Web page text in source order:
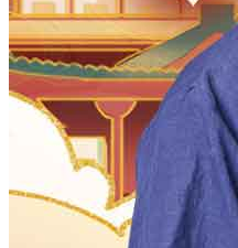
1963
1962 1961
1957
1956 1955
1950
1949 1948
1944
1943 1942
1937
1936 1935
1931
1930
1924
1923 1922
1918
1916
1911
1909
1905
1904 1903